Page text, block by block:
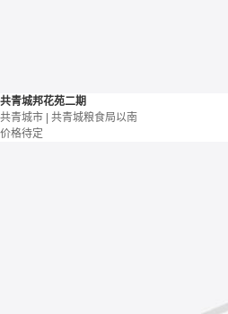
共青城邦花苑二期
共青城市 | 共青城粮食局以南
价格待定